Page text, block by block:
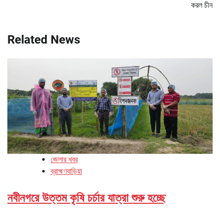
করল চীন
Related News
জেলার খবর
ব্রাহ্মণবাড়িয়া
নবীনগরে উত্তম কৃষি চর্চার যাত্রা শুরু হচ্ছে